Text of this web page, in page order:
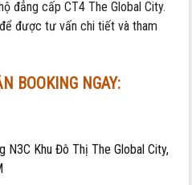
đẳng cấp CT4 The Global City.
được tư vấn chi tiết và tham
BOOKING NGAY:
N3C Khu Đô Thị The Global City,